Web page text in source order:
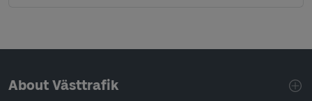
Page footer navigation
About Västtrafik